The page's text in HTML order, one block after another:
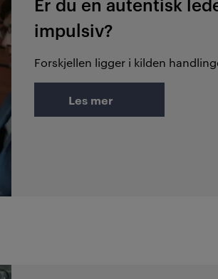
impulsiv?
Forskjellen ligger i kilden
Les mer